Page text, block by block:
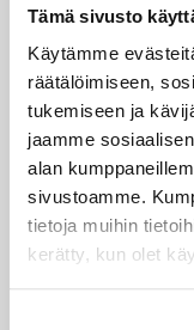
Tämä sivusto
Käytämme
räätälöimiseen,
tukemiseen ja
jaamme
alan
sivustoamme.
tietoja muihin
kerätty, kun olet
la-su
Yhteystiedot
Sijainti